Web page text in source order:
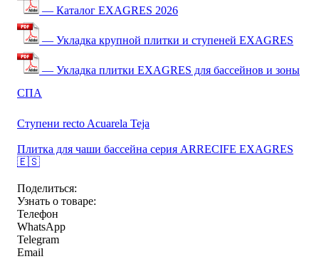
— Каталог EXAGRES 2026
— Укладка крупной плитки и ступеней EXAGRES
— Укладка плитки EXAGRES для бассейнов и зоны
СПА
Ступени recto Acuarela Teja
Плитка для чаши бассейна серия ARRECIFE EXAGRES
🇪🇸
Поделиться:
Узнать о товаре:
Телефон
WhatsApp
Telegram
Email